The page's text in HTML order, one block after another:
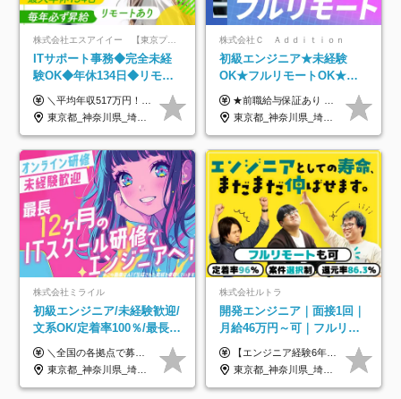
株式会社エスアイイー 【東京プロマーケット上場】
ITサポート事務◆完全未経
験OK◆年休134日◆リモー
トOK◆残業月7h以下◆賞与
年3回◆5年目まで必ず昇給
＼平均年収517万円！入社5年目まで毎年必ず昇給／ ■賞与年3回 ■年収800万円以上も可 ■入社3年以上の平均年収469.2万円 月給23万2000円以上＋賞与年3回＋各種手当 ☆入社5年目まで最大1万5000円の定期昇給を確約 ┃各種手当充実 ・規定の資格を取得すれば、2000円～5万円を毎月支給（2万4000円～60万円／年） ・研修中に取得した取得率95％の資格でも研修後の給料UP ※月給は年齢・経験・能力を考慮して、優遇いたします ※上記月給金額は固定残業代（20時間/3万1300円円以上）を含み、超過分は別途支給いたします ※試用期間（6ヶ月）は月給に変動はありますが、その他待遇に差異はありません ├入社後1ヶ月～3ヶ月間は、月給20万1900円となります └上記金額は固定残業代（10時間／1万6000円）を含み、超過分は別途支給いたします
東京都_神奈川県_埼玉県_千葉県_大阪府_愛知県_北海道_青森県_岩手県_宮城県_秋田県_山形県_福島県_茨城県_栃木県_群馬県_新潟県_山梨県_長野県_富山県_石川県_福井県_静岡県_岐阜県_三重県_兵庫県_京都府_滋賀県_奈良県_和歌山県_広島県_岡山県_鳥取県_島根県_山口県_徳島県_香川県_愛媛県_高知県_福岡県_熊本県_佐賀県_長崎県_大分県_宮崎県_鹿児島県_沖縄県
株式会社Ｃ Ａｄｄｉｔｉｏｎ
初級エンジニア★未経験
OK★フルリモートOK★月
給32万円～★残業月10h＆
年休120日以上★副業可
★前職給与保証あり ★月給32万円以上＋インセンティブあり 月給32万円以上＋インセンティブ＋各種手当 ※上記には固定残業代（月30時間・44,400円～）を含みます ※超過分は別途支給します ※試用期間はございません ★＼成果＝あなたの収入／★ 【1】案件単価ー8万円＝あなたの給与 参画したプロジェクトの案件単価から 一律8万円引いた金額があなたの給与です！ （月給例） ■1人称での構築・小規模な詳細設計 案件単価55万円ー8万円＝月給47万円（還元率85.5%） ■大型案件の設計・構築やプロジェクト管理 案件単価90万円ー8万円＝月給82万円（還元率91.1%） ‥‥‥‥‥‥‥‥‥‥‥‥‥‥‥‥‥‥ 【2】月給の他にも豊富なインセンティブあり 全員が月3～13万円のインセンティブをゲットしています！ ≪インセンティブ制度≫ 稼働している現場で増員・交代が発生し、 当社の人員を配属が決定した際に支給。 ◇C Addition正社員が参画 ：実粗利の10%／毎月 ◇協力会社所属の社員が参画：実粗利の30%／毎月 ≪リファラル制度≫ あなたの知り合いが当社のメンバーになった際に、 毎月1人あたり2万円支給します◎ ‥‥‥‥‥‥‥‥‥‥‥‥‥‥‥‥‥‥
東京都_神奈川県_埼玉県_千葉県_大阪府_愛知県_北海道_青森県_岩手県_宮城県_秋田県_山形県_福島県_茨城県_栃木県_群馬県_新潟県_山梨県_長野県_富山県_石川県_福井県_静岡県_岐阜県_三重県_兵庫県_京都府_滋賀県_奈良県_和歌山県_広島県_岡山県_鳥取県_島根県_山口県_徳島県_香川県_愛媛県_高知県_福岡県_熊本県_佐賀県_長崎県_大分県_宮崎県_鹿児島県_沖縄県
株式会社ミライル
初級エンジニア/未経験歓迎/
文系OK/定着率100％/最長1
年の自社ITスクール研修あ
り/年休130日
＼全国の各拠点で募集中！／ 給与は以下の通り、勤務地により異なります。 札幌：月給23万円～27万円 仙台：月給22万円～26万円 新潟：月給22万円～26万円 東京：月給26万円～30万円 大阪：月給24万円～29万円 福岡：月給23.5万円～27万円 沖縄：月給21万円～26万円 ◎給与は知識や経験を考慮して決定します。 ◎残業は別途全額支給します。 ◎試用期間12カ月あり（給与は以下の通りです。その他条件に変更はありません） （試用期間の給与） 札幌：月給18.6万円～ 仙台：月給19万円～ 新潟：月給18万円～ 東京：月給22万円～ 大阪：月給20.8万円～ 福岡：月給19万円～ 沖縄：月給18万円～
東京都_神奈川県_埼玉県_千葉県_大阪府_愛知県_北海道_青森県_岩手県_宮城県_秋田県_山形県_福島県_茨城県_栃木県_群馬県_新潟県_山梨県_長野県_富山県_石川県_福井県_静岡県_岐阜県_三重県_兵庫県_京都府_滋賀県_奈良県_和歌山県_広島県_岡山県_鳥取県_島根県_山口県_徳島県_香川県_愛媛県_高知県_福岡県_熊本県_佐賀県_長崎県_大分県_宮崎県_鹿児島県_沖縄県
株式会社ルトラ
開発エンジニア｜面接1回｜
月給46万円～可｜フルリモ
ートも可｜案件選択制｜定
着率96％以上｜副業OK｜住
宅手当
【エンジニア経験6年以上の方】 月給46万円～100万円（固定残業代含む） ※上記月給には月30時間分の固定残業代（月8万7,400円～月19万円）を含む。超過分は全額支給。 【エンジニア経験4年以上の方】 月給42万円～100万円（固定残業代含む） ※上記月給には月30時間分の固定残業代（月7万9,800円～月19万円）を含む。超過分は全額支給。 【エンジニア経験4年未満の方】 月給38万円～100万円（固定残業代含む） ※上記月給には月30時間分の固定残業代（月7万2,200円～月19万円）を含む。超過分は全額支給。 ※経験、スキル、前職給与などを踏まえて決定。 ◆ルトラの給与制度のポイント！◆ ・社員の95%が入社時に年収UP！最高で300万円UPの実績も ・平均還元率86.3%（交通費・住宅手当・会社負担分の社保も含む） ・人柄やポテンシャルを評価し、スキル以上の希望年収を提示することも ・退職金制度やリファラル手当（平均50万円）あり
東京都_神奈川県_埼玉県_千葉県_大阪府_愛知県_北海道_青森県_岩手県_宮城県_秋田県_山形県_福島県_茨城県_栃木県_群馬県_新潟県_山梨県_長野県_富山県_石川県_福井県_静岡県_岐阜県_三重県_兵庫県_京都府_滋賀県_奈良県_和歌山県_広島県_岡山県_鳥取県_島根県_山口県_徳島県_香川県_愛媛県_高知県_福岡県_熊本県_佐賀県_長崎県_大分県_宮崎県_鹿児島県_沖縄県